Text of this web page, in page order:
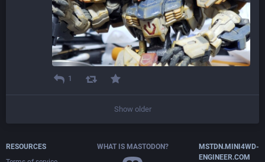
1
Show older
RESOURCES
WHAT IS MASTODON?
MSTDN.MINI4WD-
ENGINEER.COM